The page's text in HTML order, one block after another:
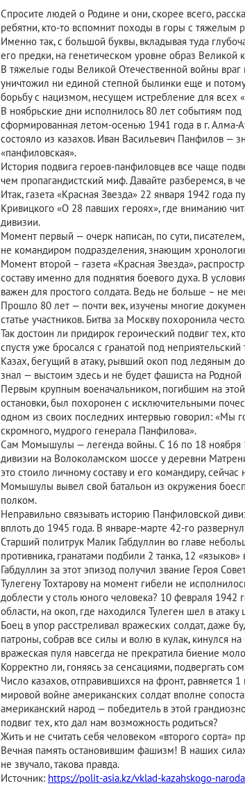
Спросите людей о Родине и они, скорее всего,
ребятни, кто-то вспомнит походы в горы с тяжелым
Именно так, с большой буквы, вкладывая туда
его предки, на генетическом уровне образ Великой
В тяжелые годы Великой Отечественной войны
уничтожил ни единой степной былинки еще и
борьбу с нацизмом, несущем истребление для всех
В ноябрьские дни исполнилось 80 лет событиям
сформированная летом-осенью 1941 года в г. Алма-
состояло из казахов. Иван Васильевич Панфилов —
«панфиловская».
История подвига героев-панфиловцев все чаще
чем пропагандистский миф. Давайте разберемся, в
Итак, газета «Красная Звезда» 22 января 1942
Кривицкого «О 28 павших героях», где вниманию
дивизии.
Момент первый — очерк написан, по сути,
не командиром подразделения, знающим
Момент второй – газета «Красная Звезда»,
составу именно для поднятия боевого духа. В
важен для простого солдата. Ведь не больше – не
Прошло 80 лет — почти век, изучены многие
статье участников. Битва за Москву похоронила
Так достоин ли придирок героический подвиг тех,
спустя уже бросался с гранатой под неприятельский
Казах, бегущий в атаку, рывший окоп под ледяным
знал — выстоим здесь и не будет фашиста на
Первым крупным военачальником, погибшим на
остановки, был похоронен с исключительными
одном из своих последних интервью говорил: «Мы
скромного, мудрого генерала Панфилова».
Сам Момышулы — легенда войны. С 16 по 18 ноября
дивизии на Волоколамском шоссе у деревни
это стоило личному составу и его командиру,
Момышулы вывел свой батальон из окружения
полком.
Неправильно связывать историю Панфиловской
вплоть до 1945 года. В январе-марте 42-го
Старший политрук Малик Габдуллин во главе
противника, гранатами подбили 2 танка, 12
Габдуллин за этот эпизод получил звание Героя
Тулегену Тохтарову на момент гибели не
доблести у столь юного человека? 10 февраля 1942
области, на окоп, где находился Тулеген шел в
Боец в упор расстреливал вражеских солдат, даже
патроны, собрав все силы и волю в кулак, кинулся
вражеская пуля навсегда не прекратила биение
Корректно ли, гоняясь за сенсациями, подвергать
Число казахов, отправившихся на фронт, равняется
мировой войне американских солдат вполне
американский народ — победитель в этой
подвиг тех, кто дал нам возможность родиться?
Жить и не считать себя человеком «второго сорта»
Вечная память остановившим фашизм! В наших
не звучало, такова правда.
Источник: https://polit-asia.kz/vklad-kazahskogo-